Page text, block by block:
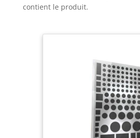
contient le produit.